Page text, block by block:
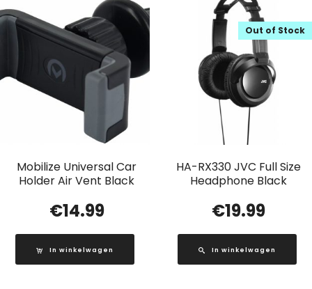
Mobilize Universal Car
Holder Air Vent Black
€14.99
In winkelwagen
HA-RX330 JVC Full Size
Headphone Black
Out of Stock
€19.99
In winkelwagen